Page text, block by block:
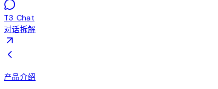
T3 Chat
对话拆解
产品介绍